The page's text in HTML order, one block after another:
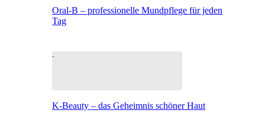
Oral-B – professionelle Mundpflege für jeden
Tag
K-Beauty – das Geheimnis schöner Haut